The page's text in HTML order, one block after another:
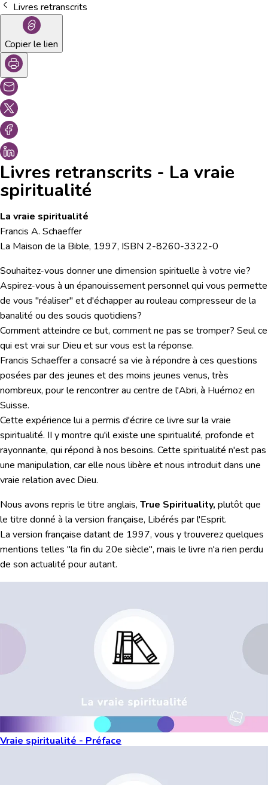
Livres retranscrits
Copier le lien
Livres retranscrits - La vraie
spiritualité
La vraie spiritualité
Francis A. Schaeffer
La Maison de la Bible, 1997, ISBN 2-8260-3322-0
Souhaitez-vous donner une dimension spirituelle à votre vie?
Aspirez-vous à un épanouissement personnel qui vous permette
de vous "réaliser" et d'échapper au rouleau compresseur de la
banalité ou des soucis quotidiens?
Comment atteindre ce but, comment ne pas se tromper? Seul ce
qui est vrai sur Dieu et sur vous est la réponse.
Francis Schaeffer a consacré sa vie à répondre à ces questions
posées par des jeunes et des moins jeunes venus, très
nombreux, pour le rencontrer au centre de l'Abri, à Huémoz en
Suisse.
Cette expérience lui a permis d'écrire ce livre sur la vraie
spiritualité. II y montre qu'il existe une spiritualité, profonde et
rayonnante, qui répond à nos besoins. Cette spiritualité n'est pas
une manipulation, car elle nous libère et nous introduit dans une
vraie relation avec Dieu.
Nous avons repris le titre anglais, True Spirituality, plutôt que
le titre donné à la version française, Libérés par l'Esprit.
La version française datant de 1997, vous y trouverez quelques
mentions telles "la fin du 20e siècle", mais le livre n'a rien perdu
de son actualité pour autant.
Vraie spiritualité - Préface